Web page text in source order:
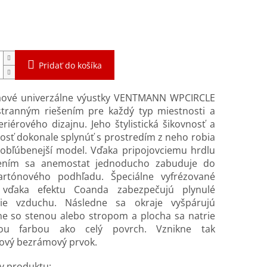
Pridať do košíka
univerzálne výustky VENTMANN WPCIRCLE
riešením pre každý typ miestnosti a
dizajnu. Jeho štylistická šikovnosť a
dokonale splynúť s prostredím z neho robia
model. Vďaka pripojovciemu hrdlu
sa anemostat jednoducho zabuduje do
podhľadu. Špeciálne vyfrézované
efektu Coanda zabezpečujú plynulé
vzduchu. Následne sa okraje vyšpárujú
so stenou alebo stropom a plocha sa natrie
farbou ako celý povrch. Vznikne tak
bezrámový prvok.